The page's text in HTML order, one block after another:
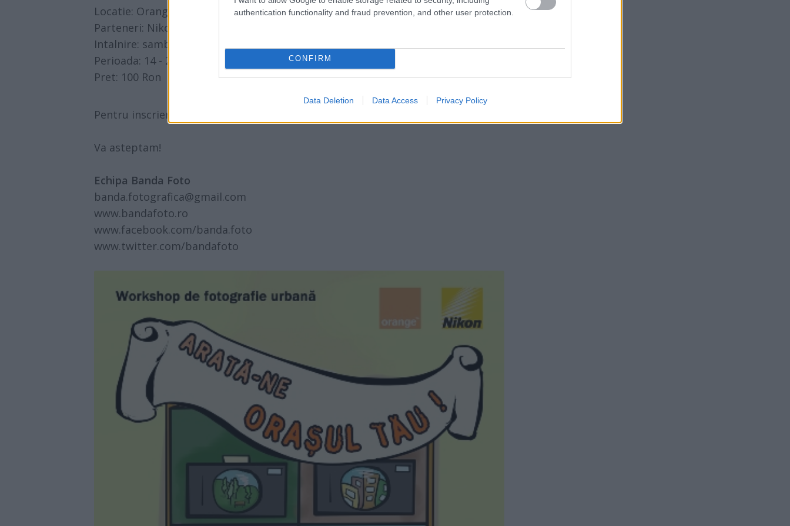
authentication functionality and fraud prevention, and other user protection.
CONFIRM
Data Deletion Data Access Privacy Policy
Locatie: Orange Concept Store
Parteneri: Nikon
Intalnire: sambata, 14 mai 2011, ora 10:00
Perioada: 14 - 21 mai 2011
Pret: 100 Ron
Pentru inscrieri accesati
Va asteptam!
Echipa Banda Foto
banda.fotografica@gmail.com
www.bandafoto.ro
www.facebook.com/banda.foto
www.twitter.com/bandafoto